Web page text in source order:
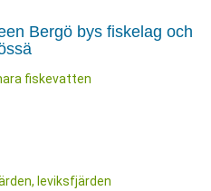
Bergö bys fiskelag och
fiskevatten
leviksfjärden